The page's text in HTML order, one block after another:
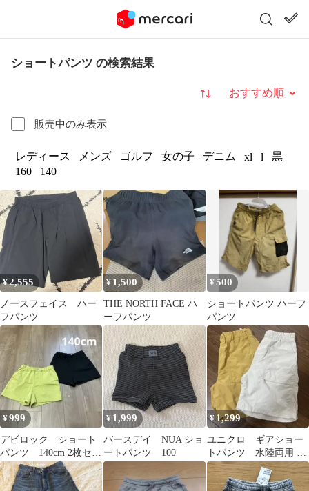
ショートパンツ の検索結果
販売中のみ表示
並び替え
レディース メンズ ゴルフ 女の子 デニム xl l
黒
160
140
¥2,555
ノースフェイス ハー
フパンツ
¥ 1,500
THE NORTH FACE ハ
ーフパンツ
¥500
ショートパンツ ハーフ
パンツ
¥999
デビロック ショート
パンツ 140cm 2枚セッ
ト
¥ 1,999
バースデイ NUA ショ
ートパンツ 100
¥ 1,299
ユニクロ ギアショー
トパンツ 水陸両用 イ
エロー ホワイト 130 2
枚セット